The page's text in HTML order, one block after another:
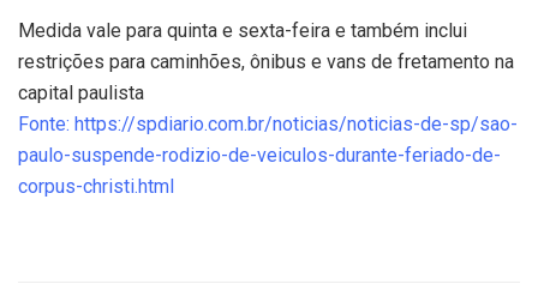
Medida vale para quinta e sexta-feira e também inclui
restrições para caminhões, ônibus e vans de fretamento na
capital paulista
Fonte: https://spdiario.com.br/noticias/noticias-de-sp/sao-
paulo-suspende-rodizio-de-veiculos-durante-feriado-de-
corpus-christi.html